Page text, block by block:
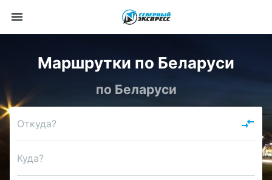
Маршрутки по Беларуси
по Беларуси
Откуда?
Куда?